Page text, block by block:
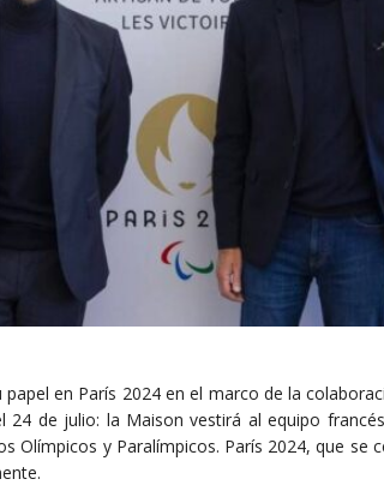
en París 2024 en el marco de la
24 de julio: la Maison vestirá al equipo
Olímpicos y Paralímpicos. París 2024, que se